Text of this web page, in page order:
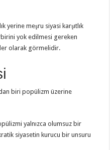
yerine meşru siyasi karşıtlık
yok edilmesi gereken
olarak görmelidir.
biri popülizm üzerine
yalnızca olumsuz bir
siyasetin kurucu bir unsuru